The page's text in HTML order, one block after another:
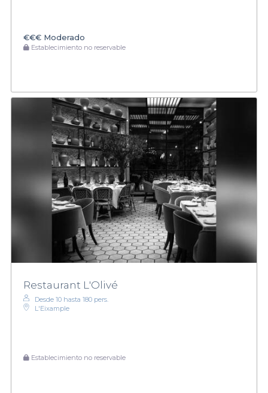
€€€ Moderado
Establecimiento no reservable
Restaurant L'Olivé
Desde 10 hasta 180 pers.
L'Eixample
Establecimiento no reservable